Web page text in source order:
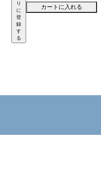
り
に
登
録
す
る
カートに入れる